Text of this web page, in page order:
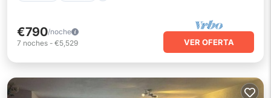
€790/noche
7 noches - €5,529 VER OFERTA